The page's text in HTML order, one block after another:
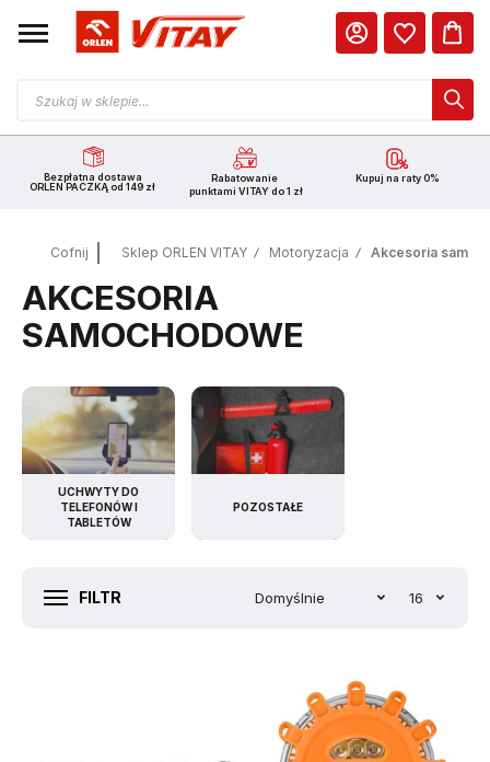
Bezpłatna dostawa
ORLEN PACZKĄ od 149 zł
Rabatowanie
punktami VITAY do 1 zł
Kupuj na raty 0%
Cofnij Sklep ORLEN VITAY Motoryzacja Akcesoria
AKCESORIA
SAMOCHODOWE
UCHWYTY DO
TELEFONÓW I
TABLETÓW
POZOSTAŁE
FILTR Domyślnie 16